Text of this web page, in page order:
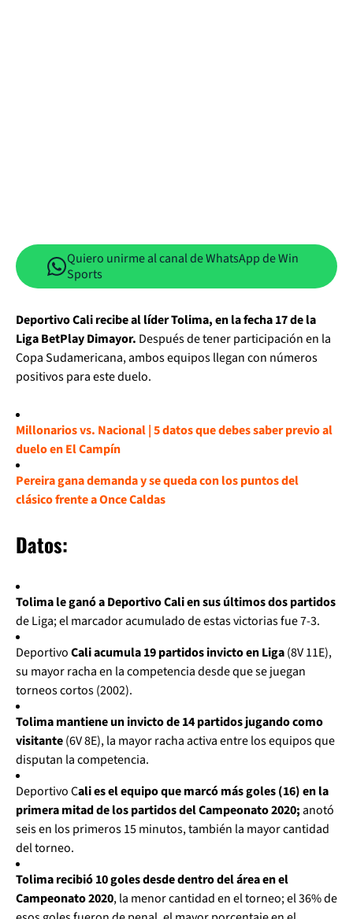
Quiero unirme al canal de WhatsApp de Win
Sports
Deportivo Cali recibe al líder Tolima, en la fecha 17 de la
Liga BetPlay Dimayor. Después de tener participación en la
Copa Sudamericana, ambos equipos llegan con números
positivos para este duelo.
Millonarios vs. Nacional | 5 datos que debes saber previo al
duelo en El Campín
Pereira gana demanda y se queda con los puntos del
clásico frente a Once Caldas
Datos:
Tolima le ganó a Deportivo Cali en sus últimos dos partidos
de Liga; el marcador acumulado de estas victorias fue 7-3.
DeportivoCali acumula 19 partidos invicto en Liga(8V 11E),
su mayor racha en la competencia desde que se juegan
torneos cortos (2002).
Tolima mantiene un invicto de 14 partidos jugando como
visitante(6V 8E), la mayor racha activa entre los equipos que
disputan la competencia.
Deportivo Cali es el equipo que marcó más goles (16) en la
primera mitad de los partidos del Campeonato 2020;anotó
seis en los primeros 15 minutos, también la mayor cantidad
del torneo.
Tolima recibió 10 goles desde dentro del área en el
Campeonato 2020, la menor cantidad en el torneo; el 36% de